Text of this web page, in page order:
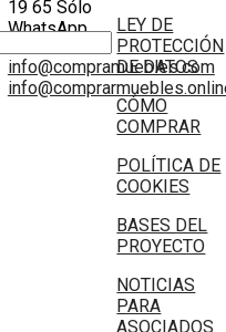
19 65 Sólo
WhatsApp
info@compramuebles.com
LEY DE
PROTECCIÓN
DE DATOS
CÓMO
COMPRAR
POLÍTICA DE
COOKIES
BASES DEL
PROYECTO
NOTICIAS
PARA
ASOCIADOS